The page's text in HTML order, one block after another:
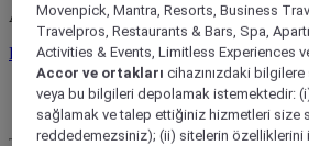
ALL Nereye giderseniz gidin, ne
Program hakkında bilgi edinin
Hesabım
Rezervasyonlarım
Movenpick, Mantra, Resorts, Business
Travelpros, Restaurants & Bars, Spa,
Activities & Events, Limitless Experiences
Accor ve ortakları cihazınızdaki
veya bu bilgileri depolamak istemektedir: (i)
sağlamak ve talep ettiğiniz hizmetleri size
reddedemezsiniz); (ii) sitelerin özelliklerini